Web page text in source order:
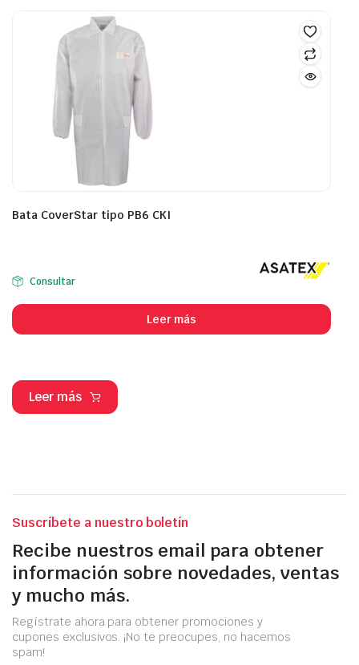
Bata CoverStar tipo PB6 CKI
Consultar
Leer más
Leer más
Suscríbete a nuestro boletín
Recibe nuestros email para obtener
información sobre novedades, ventas
y mucho más.
Regístrate ahora para obtener promociones y
cupones exclusivos. ¡No te preocupes, no hacemos
spam!